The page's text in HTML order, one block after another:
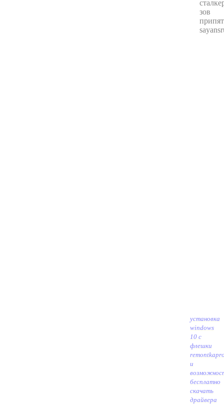
установка
windows
10 с
флешки
и
бесплатно
скачать
драйвера